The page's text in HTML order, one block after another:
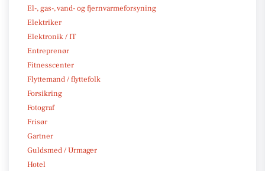
El-, gas-, vand- og fjernvarmeforsyning
Elektriker
Elektronik / IT
Entreprenør
Fitnesscenter
Flyttemand / flyttefolk
Forsikring
Fotograf
Frisør
Gartner
Guldsmed / Urmager
Hotel